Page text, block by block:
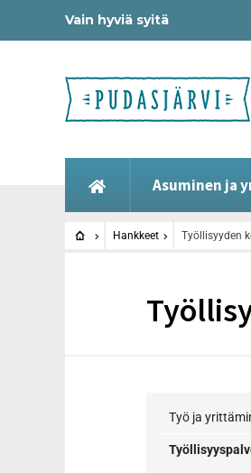
Vain hyviä syitä
Asuminen ja
Hankkeet Työllisyyden
Työ ja